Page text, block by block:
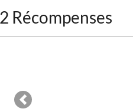
2 Récompenses
Previous